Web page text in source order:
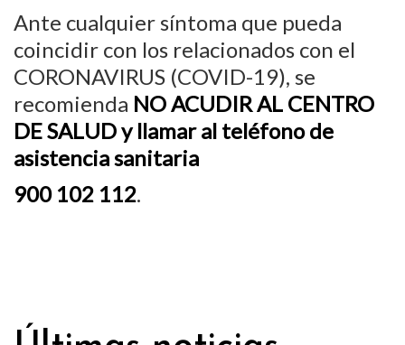
Ante cualquier síntoma que pueda
coincidir con los relacionados con el
CORONAVIRUS (COVID-19), se
recomienda NO ACUDIR AL CENTRO
DE SALUD y llamar al teléfono de
asistencia sanitaria
900 102 112.